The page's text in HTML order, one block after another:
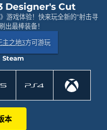
Designer's Cut
游戏体验！快来玩全新的“射击寻
出最棒装备！
主之地3方可游玩
Steam
本